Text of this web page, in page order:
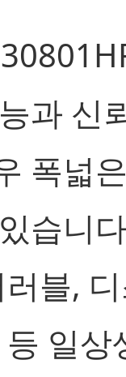
과 신
폭넓
습니
블,
일상